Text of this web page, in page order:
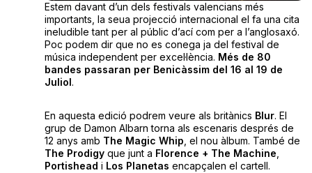
Estem davant d’un dels festivals valencians més
importants, la seua projecció internacional el fa una cita
ineludible tant per al públic d’ací com per a l’anglosaxó.
Poc podem dir que no es conega ja del festival de
música independent per excel·lència. Més de 80
bandes passaran per Benicàssim del 16 al 19 de
Juliol.
En aquesta edició podrem veure als britànics Blur. El
grup de Damon Albarn torna als escenaris després de
12 anys amb The Magic Whip , el nou àlbum. També de
The Prodigyque junt a Florence + The Machine
Portishead i Los Planetas encapçalen el cartell.